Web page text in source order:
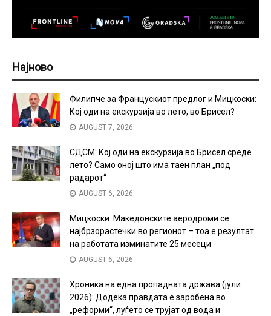
Најново
Филипче за Францускиот предлог и Мицкоски:
Кој оди на екскурзија во лето, во Брисел?
AUGUST 7, 2026
СДСМ: Кој оди на екскурзија во Брисел среде
лето? Само оној што има таен план „под
радарот“
AUGUST 6, 2026
Мицкоски: Македонските аеродроми се
најбрзорастечки во регионот – тоа е резултат
на работата изминатите 25 месеци
AUGUST 6, 2026
Хроника на една пропадната држава (јули
2026): Додека правдата е заробена во
„реформи“, луѓето се трујат од вода и